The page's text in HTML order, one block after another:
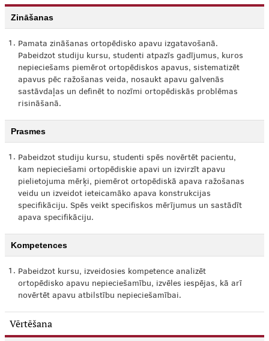
Zināšanas
1. Pamata zināšanas ortopēdisko apavu izgatavošanā.
Pabeidzot studiju kursu, studenti atpazīs gadījumus, kuros
nepieciešams piemērot ortopēdiskos apavus, sistematizēt
apavus pēc ražošanas veida, nosaukt apavu galvenās
sastāvdaļas un definēt to nozīmi ortopēdiskās problēmas
risināšanā.
Prasmes
1. Pabeidzot studiju kursu, studenti spēs novērtēt pacientu,
kam nepieciešami ortopēdiskie apavi un izvirzīt apavu
pielietojuma mērķi, piemērot ortopēdiskā apava ražošanas
veidu un izveidot ieteicamāko apava konstrukcijas
specifikāciju. Spēs veikt specifiskos mērījumus un sastādīt
apava specifikāciju.
Kompetences
1. Pabeidzot kursu, izveidosies kompetence analizēt
ortopēdisko apavu nepieciešamību, izvēles iespējas, kā arī
novērtēt apavu atbilstību nepieciešamībai.
Vērtēšana